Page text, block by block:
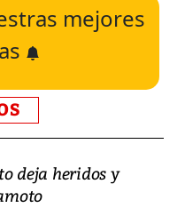
mejores
deja heridos y